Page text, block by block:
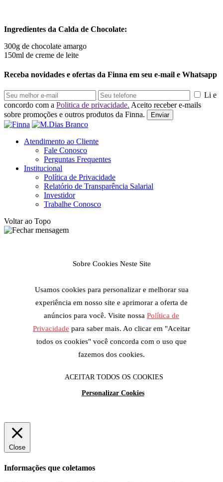
Ingredientes da Calda de Chocolate:
300g de chocolate amargo
150ml de creme de leite
Receba novidades e ofertas da Finna em seu e-mail e Whatsapp
Li e
concordo com a Politica de privacidade. Aceito receber e-mails
sobre promoções e outros produtos da Finna.
Enviar
Atendimento ao Cliente
Fale Conosco
Perguntas Frequentes
Institucional
Política de Privacidade
Relatório de Transparência Salarial
Investidor
Trabalhe Conosco
Voltar ao Topo
Sobre Cookies Neste Site
Usamos cookies para personalizar e melhorar sua
experiência em nosso site e aprimorar a oferta de
anúncios para você. Visite nossa Política de
Privacidade para saber mais. Ao clicar em "Aceitar
todos os cookies" você concorda com o uso que
fazemos dos cookies.
ACEITAR TODOS OS COOKIES
Personalizar Cookies
Close
Informações que coletamos